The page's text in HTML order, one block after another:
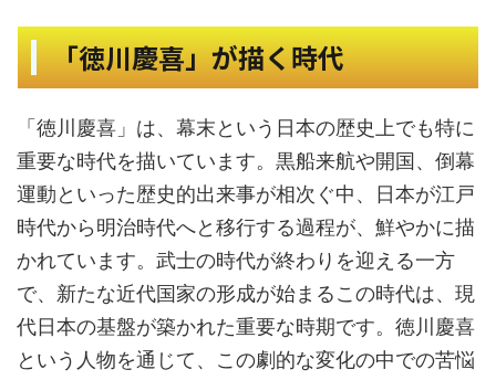
「徳川慶喜」が描く時代
「徳川慶喜」は、幕末という日本の歴史上でも特に
重要な時代を描いています。黒船来航や開国、倒幕
運動といった歴史的出来事が相次ぐ中、日本が江戸
時代から明治時代へと移行する過程が、鮮やかに描
かれています。武士の時代が終わりを迎える一方
で、新たな近代国家の形成が始まるこの時代は、現
代日本の基盤が築かれた重要な時期です。徳川慶喜
という人物を通じて、この劇的な変化の中での苦悩